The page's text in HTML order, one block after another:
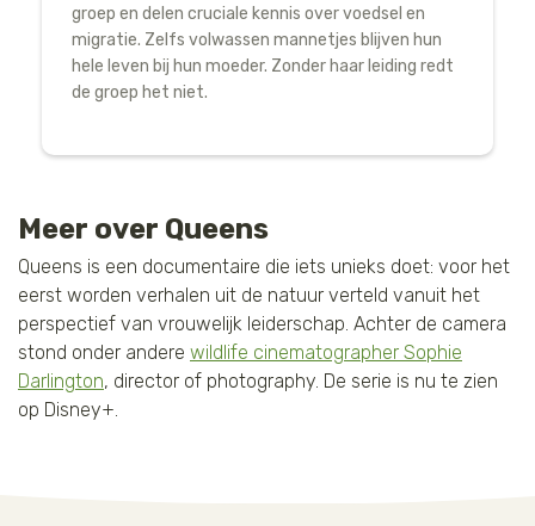
groep en delen cruciale kennis over voedsel en
migratie. Zelfs volwassen mannetjes blijven hun
hele leven bij hun moeder. Zonder haar leiding redt
de groep het niet.
Meer over Queens
Queens is een documentaire die iets unieks doet: voor het
eerst worden verhalen uit de natuur verteld vanuit het
perspectief van vrouwelijk leiderschap. Achter de camera
stond onder andere wildlife cinematographer Sophie
Darlington, director of photography. De serie is nu te zien
op Disney+.